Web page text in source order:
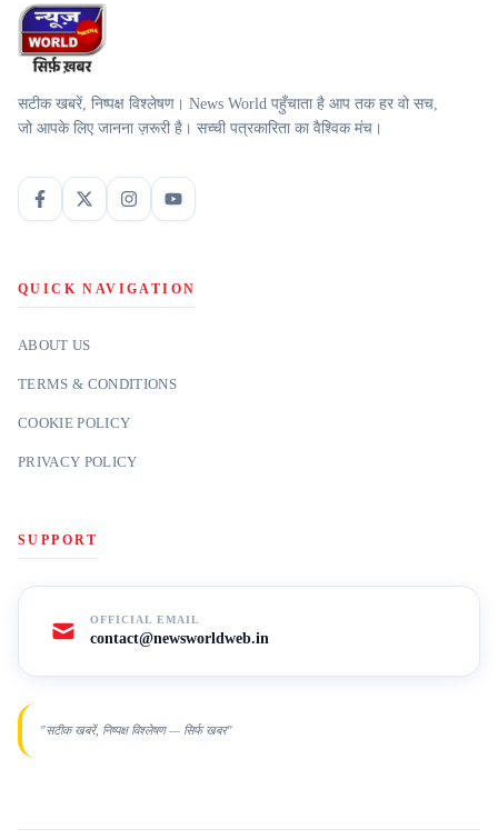
सटीक खबरें, निष्पक्ष विश्लेषण। News World पहुँचाता है आप तक हर वो सच,
जो आपके लिए जानना ज़रूरी है। सच्ची पत्रकारिता का वैश्विक मंच।
QUICK NAVIGATION
ABOUT US
TERMS & CONDITIONS
COOKIE POLICY
PRIVACY POLICY
SUPPORT
OFFICIAL EMAIL
contact@newsworldweb.in
"सटीक खबरें, निष्पक्ष विश्लेषण — सिर्फ खबर"